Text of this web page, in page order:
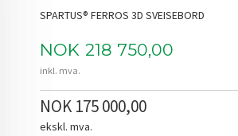
SPARTUS® FERROS 3D SVEISEBORD
Pris
NOK 218 750,00
inkl. mva.
NOK 175 000,00
ekskl. mva.